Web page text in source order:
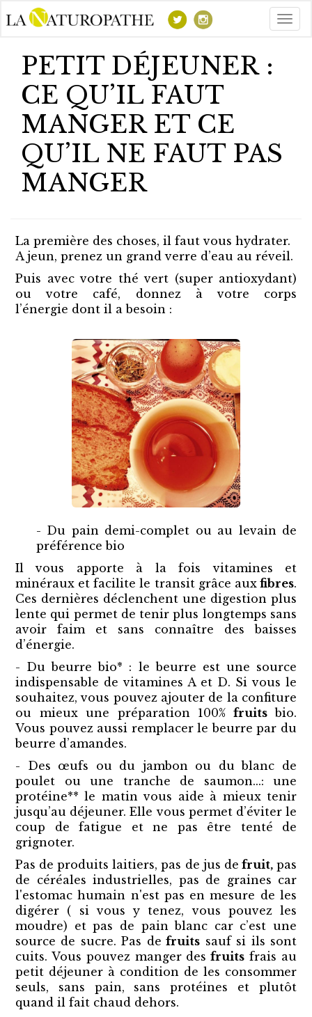
PETIT DÉJEUNER :
CE QU’IL FAUT
MANGER ET CE
QU’IL NE FAUT PAS
MANGER
La première des choses, il faut vous hydrater.
A jeun, prenez un grand verre d’eau au réveil.
Puis avec votre thé vert (super antioxydant)
ou votre café, donnez à votre corps
l’énergie dont il a besoin :
- Du pain demi-complet ou au levain de
préférence bio
Il vous apporte à la fois vitamines et
minéraux et facilite le transit grâce auxfibres.
Ces dernières déclenchent une digestion plus
lente qui permet de tenir plus longtemps sans
avoir faim et sans connaître des baisses
d’énergie.
- Du beurre bio* : le beurre est une source
indispensable de vitamines A et D. Si vous le
souhaitez, vous pouvez ajouter de la confiture
ou mieux une préparation 100% fruitsbio.
Vous pouvez aussi remplacer le beurre par du
beurre d’amandes.
- Des œufs ou du jambon ou du blanc de
poulet ou une tranche de saumon...: une
protéine** le matin vous aide à mieux tenir
jusqu’au déjeuner. Elle vous permet d’éviter le
coup de fatigue et ne pas être tenté de
grignoter.
Pas de produits laitiers, pas de jus de fruit,pas
de céréales industrielles, pas de graines car
l'estomac humain n'est pas en mesure de les
digérer ( si vous y tenez, vous pouvez les
moudre) et pas de pain blanc car c’est une
source de sucre. Pas de fruits sauf si ils sont
cuits. Vous pouvez manger des fruits frais au
petit déjeuner à condition de les consommer
seuls, sans pain, sans protéines et plutôt
quand il fait chaud dehors.